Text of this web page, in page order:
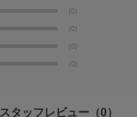
(0)
(0)
(0)
(0)
スタッフレビュー （0）